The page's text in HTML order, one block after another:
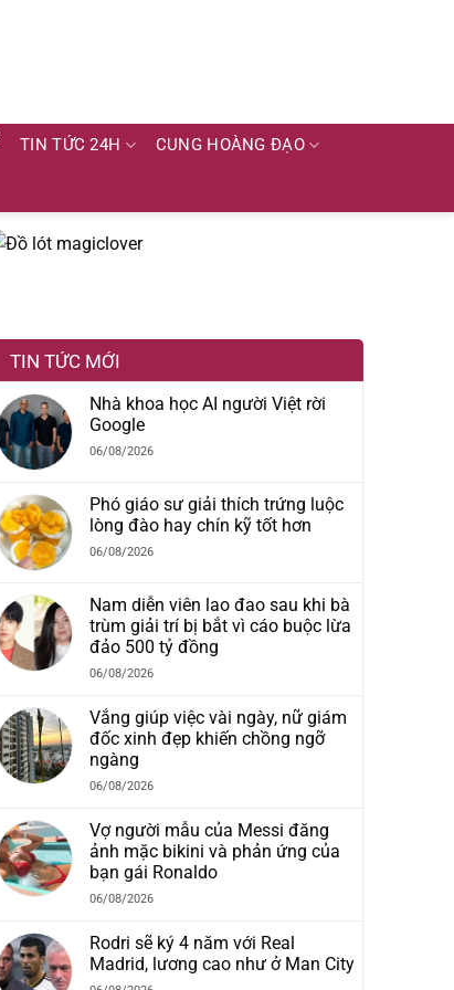
TIN TỨC 24H CUNG HOÀNG ĐẠO
TIN TỨC MỚI
Nhà khoa học AI người Việt rời
Google
06/08/2026
Phó giáo sư giải thích trứng luộc
lòng đào hay chín kỹ tốt hơn
06/08/2026
Nam diễn viên lao đao sau khi bà
trùm giải trí bị bắt vì cáo buộc lừa
đảo 500 tỷ đồng
06/08/2026
Vắng giúp việc vài ngày, nữ giám
đốc xinh đẹp khiến chồng ngỡ
ngàng
06/08/2026
Vợ người mẫu của Messi đăng
ảnh mặc bikini và phản ứng của
bạn gái Ronaldo
06/08/2026
Rodri sẽ ký 4 năm với Real
Madrid, lương cao như ở Man City